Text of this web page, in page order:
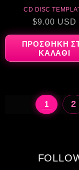
CD DISC
Κανονική
τιμή
$9.00 USD
ΠΡΟΣΘΉΚΗ
ΚΑΛΆΘΙ
1 2